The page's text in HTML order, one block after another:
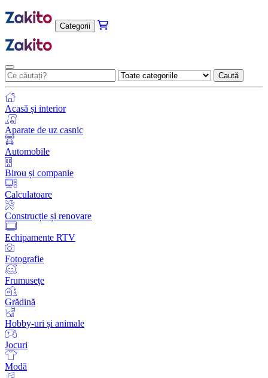
Categorii
Caută
Acasă și interior
Aparate de uz casnic
Automobile
Birou și companie
Calculatoare
Construcție și renovare
Echipamente RTV
Fotografie
Frumuseţe
Grădină
Hobby-uri și animale
Jocuri
Modă